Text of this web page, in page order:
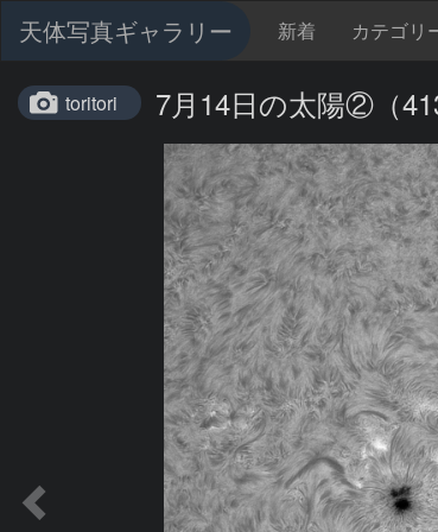
天体写真ギャラリー 新着 カテゴリ
toritori 7月14日の太陽②（